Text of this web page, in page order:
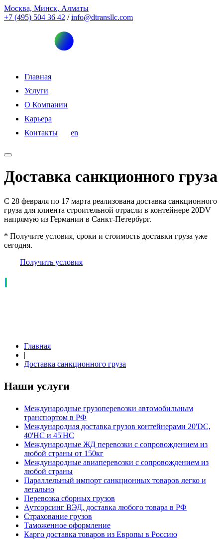
Москва, Минск, Алматы
+7 (495) 504 36 42 / info@dtransllc.com
Главная
Услуги
О Компании
Карьера
Контакты
en
Доставка санкционного груза
С 28 февраля по 17 марта реализована доставка санкционного
груза для клиента строительной отрасли в контейнере 20DV
напрямую из Германии в Санкт-Петербург.
* Получите условия, сроки и стоимость доставки груза уже
сегодня.
Получить условия
Главная
|
Доставка санкционного груза
Наши услуги
Международные грузоперевозки автомобильным
транспортом в РФ
Международная доставка грузов контейнерами 20'DC,
40'HC и 45'HC
Международные ЖД перевозки с сопровождением из
любой страны от 150кг
Международные авиаперевозки с сопровождением из
любой страны
Параллельный импорт санкционных товаров легко и
легально
Перевозка сборных грузов
Аутсорсинг ВЭД, доставка любого товара в РФ
Страхование грузов
Таможенное оформление
Карго доставка товаров из Европы в Россию